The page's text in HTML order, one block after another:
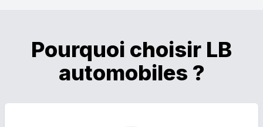
Pourquoi choisir LB
automobiles ?